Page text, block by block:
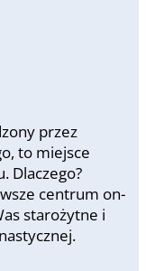
przez
to miejsce
Dlaczego?
centrum on-
starożytne i